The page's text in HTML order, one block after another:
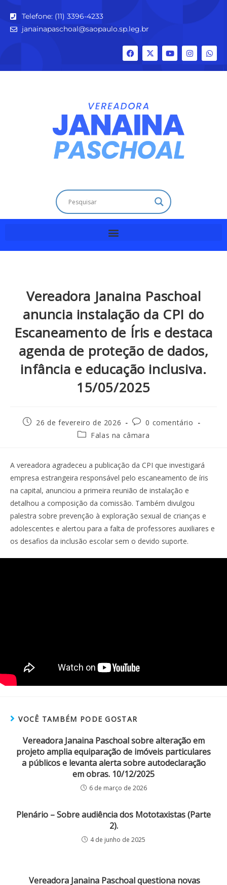
Telefone: (11) 3396-4233
janainapaschoal@saopaulo.sp.leg.br
Vereadora Janaina Paschoal
anuncia instalação da CPI do
Escaneamento de Íris e destaca
agenda de proteção de dados,
infância e educação inclusiva.
15/05/2025
26 de fevereiro de 2026
0 comentário
Falas na câmara
A vereadora agradeceu a publicação da CPI que investigará
empresa estrangeira responsável pelo escaneamento de íris
na capital, anunciou a primeira reunião de instalação e
detalhou a composição da comissão. Também divulgou
palestra sobre prevenção à exploração sexual de crianças e
adolescentes e alertou para a falta de professores auxiliares e
os desafios da inclusão escolar sem o devido suporte.
VOCÊ TAMBÉM PODE GOSTAR
Vereadora Janaina Paschoal sobre alteração em
projeto amplia equiparação de imóveis particulares
a públicos e levanta alerta sobre autodeclaração
em obras. 10/12/2025
6 de março de 2026
Plenário – Sobre audiência dos Mototaxistas (Parte
2).
4 de junho de 2025
Vereadora Janaina Paschoal questiona novas